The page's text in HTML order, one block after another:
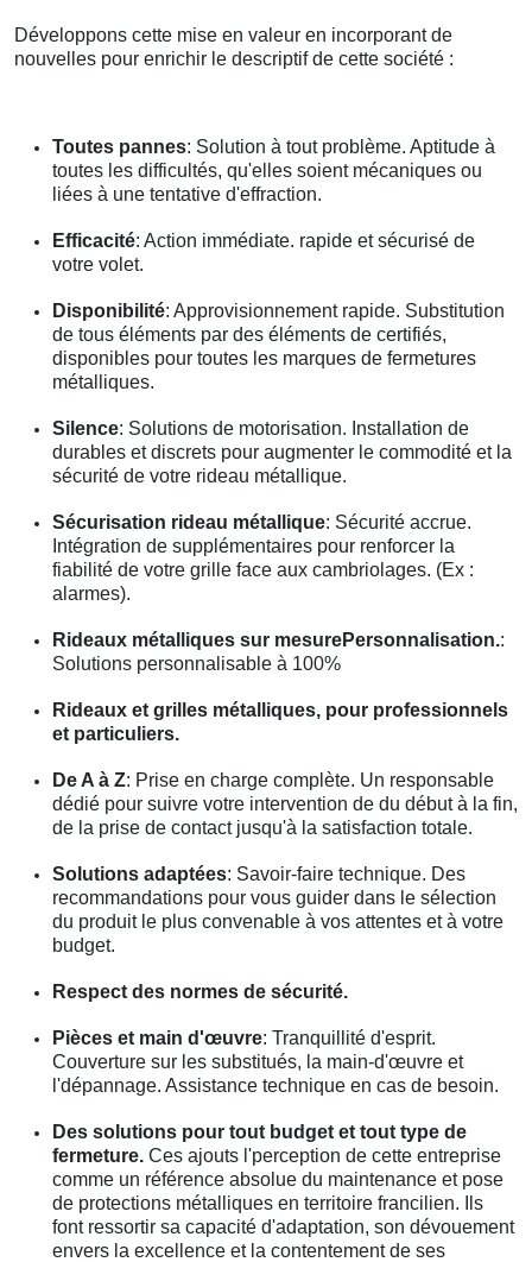
Développons cette mise en valeur en incorporant de
nouvelles pour enrichir le descriptif de cette société :
Toutes pannes: Solution à tout problème. Aptitude à
toutes les difficultés, qu'elles soient mécaniques ou
liées à une tentative d'effraction.
Efficacité: Action immédiate. rapide et sécurisé de
votre volet.
Disponibilité: Approvisionnement rapide. Substitution
de tous éléments par des éléments de certifiés,
disponibles pour toutes les marques de fermetures
métalliques.
Silence: Solutions de motorisation. Installation de
durables et discrets pour augmenter le commodité et la
sécurité de votre rideau métallique.
Sécurisation rideau métallique: Sécurité accrue.
Intégration de supplémentaires pour renforcer la
fiabilité de votre grille face aux cambriolages. (Ex :
alarmes).
Rideaux métalliques sur mesurePersonnalisation.:
Solutions personnalisable à 100%
Rideaux et grilles métalliques, pour professionnels
et particuliers.
De A à Z: Prise en charge complète. Un responsable
dédié pour suivre votre intervention de du début à la fin,
de la prise de contact jusqu'à la satisfaction totale.
Solutions adaptées: Savoir-faire technique. Des
recommandations pour vous guider dans le sélection
du produit le plus convenable à vos attentes et à votre
budget.
Respect des normes de sécurité.
Pièces et main d'œuvre: Tranquillité d'esprit.
Couverture sur les substitués, la main-d'œuvre et
l'dépannage. Assistance technique en cas de besoin.
Des solutions pour tout budget et tout type de
fermeture. Ces ajouts l'perception de cette entreprise
comme un référence absolue du maintenance et pose
de protections métalliques en territoire francilien. Ils
font ressortir sa capacité d'adaptation, son dévouement
envers la excellence et la contentement de ses